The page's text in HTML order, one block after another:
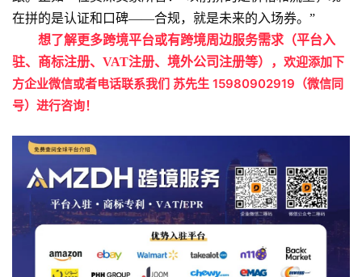
在拼的是认证和口碑——合规，就是未来的入场券。”
想了解更多跨境平台或有跨境周边服务需求（平台入
驻、商标注册、VAT注册、境外公司注册等）， 欢迎添加下
方企业微信或者电话联系我们 苏先生 15980902919（微信同
号）进行咨询！